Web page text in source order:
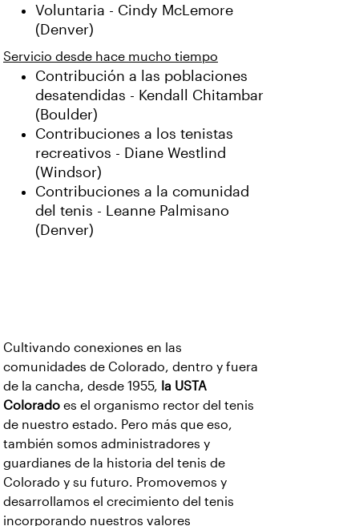
Voluntaria - Cindy McLemore
(Denver)
Servicio desde hace mucho tiempo
Contribución a las poblaciones
desatendidas - Kendall Chitambar
(Boulder)
Contribuciones a los tenistas
recreativos - Diane Westlind
(Windsor)
Contribuciones a la comunidad
del tenis - Leanne Palmisano
(Denver)
Cultivando conexiones en las
comunidades de Colorado, dentro y fuera
de la cancha, desde 1955, la USTA
Colorado es el organismo rector del tenis
de nuestro estado. Pero más que eso,
también somos administradores y
guardianes de la historia del tenis de
Colorado y su futuro. Promovemos y
desarrollamos el crecimiento del tenis
incorporando nuestros valores